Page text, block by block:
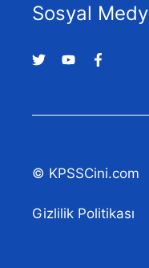
Sosyal
© KPSSCini.com
Gizlilik Politikası